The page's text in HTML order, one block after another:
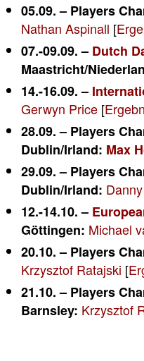
05.09. – Players
Nathan Aspinall [
07.-09.09. – Dutch
Maastricht/
14.-16.09. –
Gerwyn Price [
28.09. – Players
Dublin/Irland: Max
29.09. – Players
Dublin/Irland:
12.-14.10. –
Göttingen: Michael
20.10. – Players
Krzysztof Ratajski [
21.10. – Players
Barnsley: Krzysztof